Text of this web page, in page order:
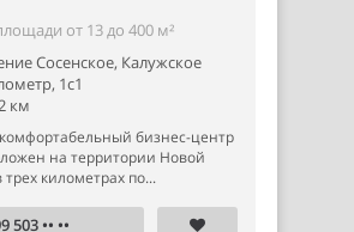
от 13 до 400 м²
Сосенское, Калужское
1с1
км
бизнес-центр
на территории Новой
километрах по...
503 •• ••